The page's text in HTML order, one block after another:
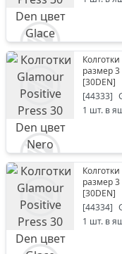
размер 3
[30DEN]
[44333]
1 шт. в
размер 3
[30DEN]
[44334]
1 шт. в